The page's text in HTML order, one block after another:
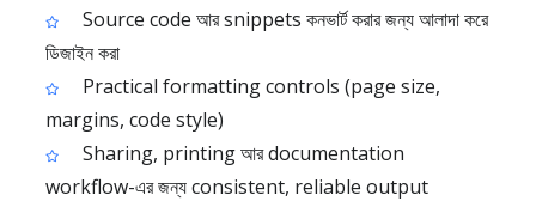
Source code আর snippets কনভার্ট করার জন্য আলাদা করে
ডিজাইন করা
Practical formatting controls (page size,
margins, code style)
Sharing, printing আর documentation
workflow-এর জন্য consistent, reliable output